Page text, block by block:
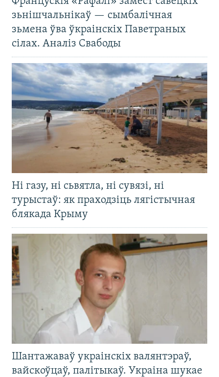
зьнішчальнікаў — сымбалічная
зьмена ўва ўкраінскіх Паветраных
сілах. Аналіз Свабоды
Ні газу, ні сьвятла, ні сувязі, ні
турыстаў: як праходзіць лягістычная
блякада Крыму
Шантажаваў украінскіх валянтэраў,
вайскоўцаў, палітыкаў. Украіна шукае